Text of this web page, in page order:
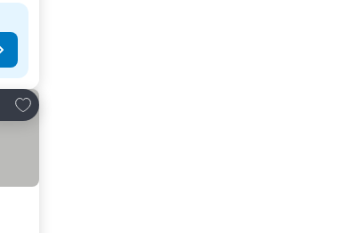
Dodati u favorite